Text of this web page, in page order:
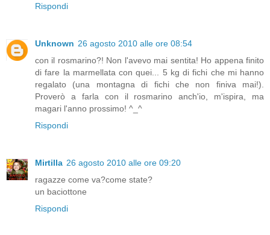
Rispondi
Unknown 26 agosto 2010 alle ore 08:54
con il rosmarino?! Non l'avevo mai sentita! Ho appena finito
di fare la marmellata con quei... 5 kg di fichi che mi hanno
regalato (una montagna di fichi che non finiva mai!).
Proverò a farla con il rosmarino anch'io, m'ispira, ma
magari l'anno prossimo! ^_^
Rispondi
Mirtilla 26 agosto 2010 alle ore 09:20
ragazze come va?come state?
un baciottone
Rispondi